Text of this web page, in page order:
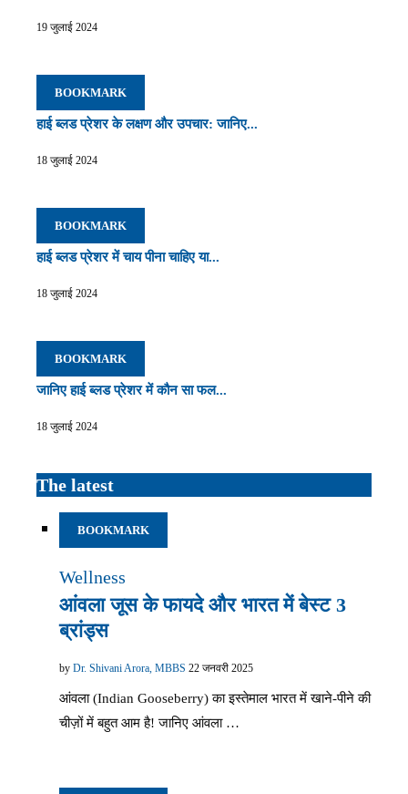
19 जुलाई 2024
BOOKMARK
हाई ब्लड प्रेशर के लक्षण और उपचार: जानिए...
18 जुलाई 2024
BOOKMARK
हाई ब्लड प्रेशर में चाय पीना चाहिए या...
18 जुलाई 2024
BOOKMARK
जानिए हाई ब्लड प्रेशर में कौन सा फल...
18 जुलाई 2024
The latest
BOOKMARK
Wellness
आंवला जूस के फायदे और भारत में बेस्ट 3
ब्रांड्स
by Dr. Shivani Arora, MBBS 22 जनवरी 2025
आंवला (Indian Gooseberry) का इस्तेमाल भारत में खाने-पीने की
चीज़ों में बहुत आम है! जानिए आंवला …